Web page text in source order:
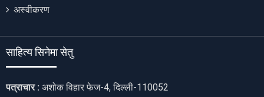
अस्वीकरण
साहित्य सिनेमा सेतु
पत्राचार : अशोक विहार फेज-4, दिल्ली-110052